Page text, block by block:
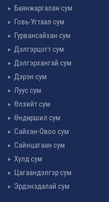
Баянжаргалан сум
Говь-Угтаал сум
Гурвансайхан сум
Дэлгэрцогт сум
Дэлгэрхангай сум
Дэрэн сум
Луус сум
Өлзийт сум
Өндөршил сум
Сайхан-Овоо сум
Сайнцагаан сум
Хулд сум
Цагаандэлгэр сум
Эрдэнэдалай сум